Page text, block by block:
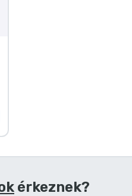
érkeznek?